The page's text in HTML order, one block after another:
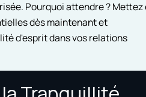
Pourquoi attendre ? Mettez
dès maintenant et
d'esprit dans vos relations